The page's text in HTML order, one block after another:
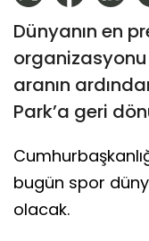
Dünyanın en
organizasyonu
aranın
Park’a geri
bugün spor
olacak.